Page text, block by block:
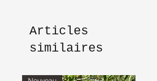
Très bon état
Autocollants à l intérieur nickel
datant de 1980
Articles
similaires